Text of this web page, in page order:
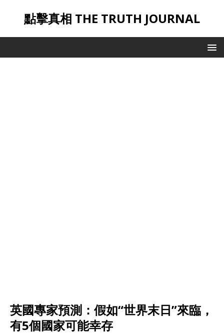
點擊真相 THE TRUTH JOURNAL
英國專家預測：假如“世界末日”來臨，
有5個國家可能幸存